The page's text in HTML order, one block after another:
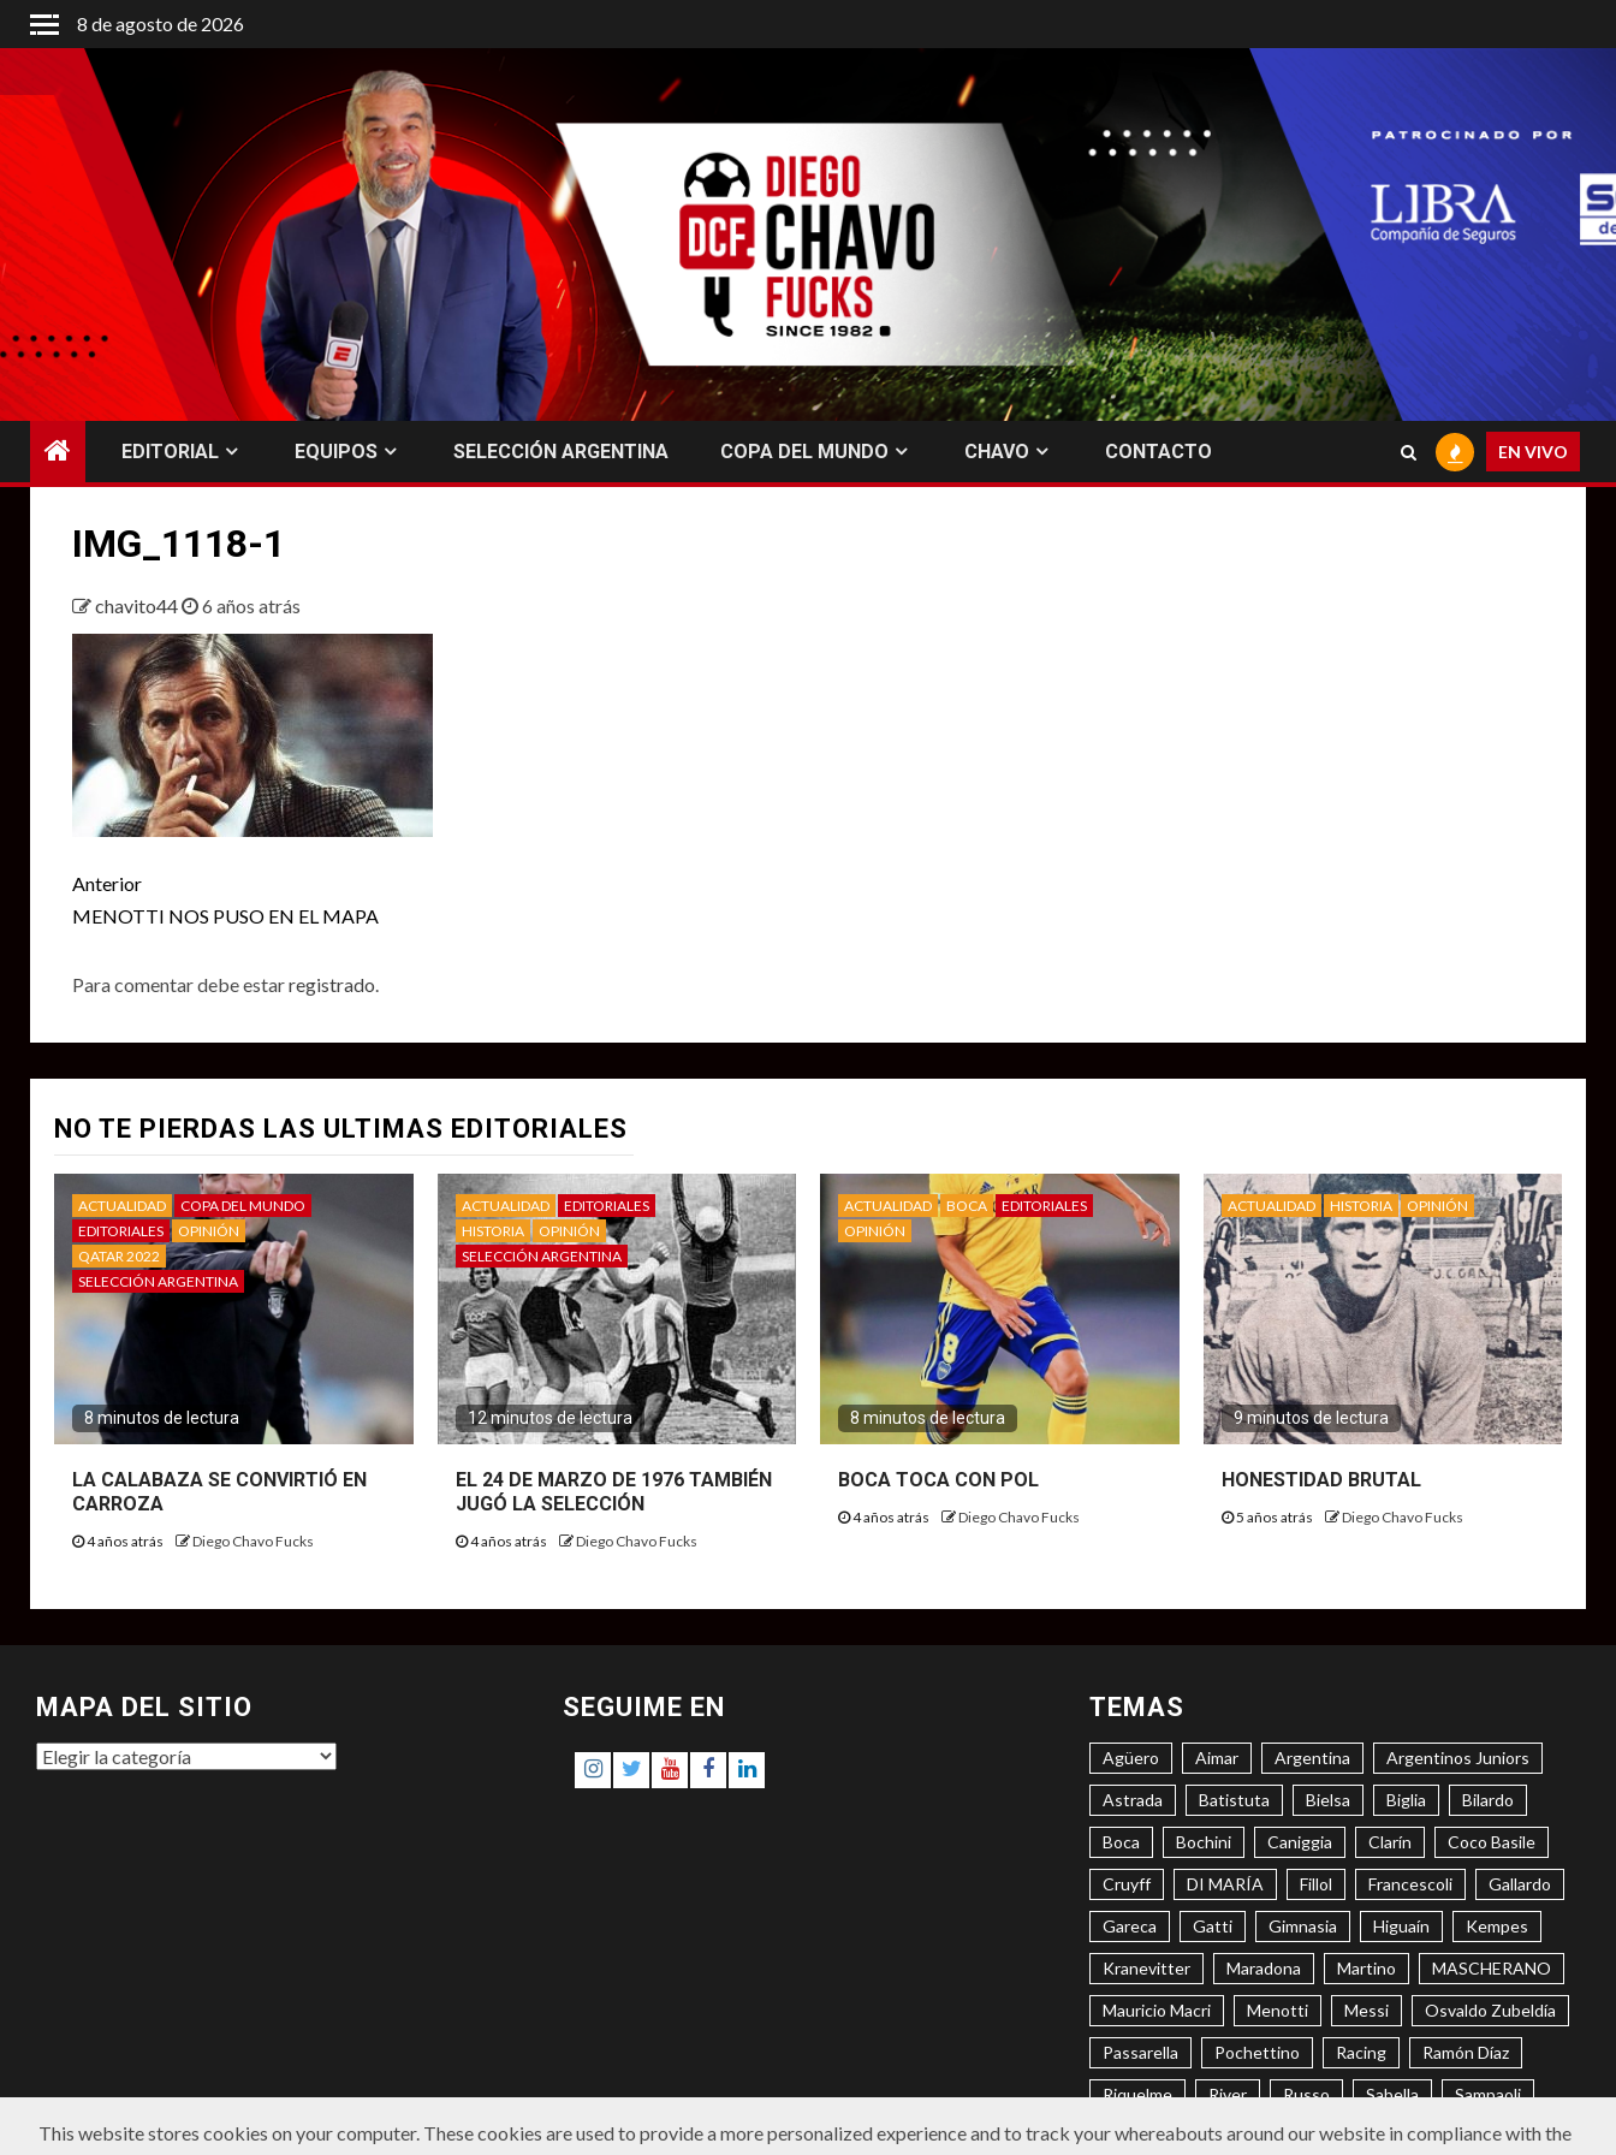
Saltar
al
8 de agosto de 2026
EDITORIAL EQUIPOS SELECCIÓN ARGENTINA COPA DEL MUNDO CHAVO CONTACTO EN VIVO
IMG_1118-1
chavito44 6 años atrás
Seguir
leyendo
Anterior
MENOTTI NOS PUSO EN EL MAPA
Para comentar debe estarregistrado.
NO TE PIERDAS LAS ULTIMAS EDITORIALES
ACTUALIDAD
COPA DEL MUNDO
EDITORIALES
OPINIÓN
QATAR 2022
SELECCIÓN ARGENTINA
8 minutos de lectura
LA CALABAZA SE CONVIRTIÓ EN
CARROZA
4 años atrás Diego Chavo Fucks
ACTUALIDAD
EDITORIALES
HISTORIA
OPINIÓN
SELECCIÓN ARGENTINA
12 minutos de lectura
EL 24 DE MARZO DE 1976 TAMBIÉN
JUGÓ LA SELECCIÓN
4 años atrás Diego Chavo Fucks
ACTUALIDAD BOCA
EDITORIALES
OPINIÓN
8 minutos de lectura
BOCA TOCA CON POL
4 años atrás Diego Chavo Fucks
ACTUALIDAD HISTORIA OPINIÓN
9 minutos de lectura
HONESTIDAD BRUTAL
5 años atrás Diego Chavo Fucks
MAPA DEL SITIO
MAPA
SEGUIME EN
Instagram
Twitter
Youtube
Facebook
LinkedIn
TEMAS
Agüero Aimar Argentina Argentinos Juniors
Astrada Batistuta Bielsa Biglia Bilardo
Boca Bochini Caniggia Clarín Coco Basile
Cruyff DI MARÍA Fillol Francescoli Gallardo
Gareca Gatti Gimnasia Higuaín Kempes
Kranevitter Maradona Martino MASCHERANO
Mauricio Macri Menotti Messi Osvaldo Zubeldía
Passarella Pochettino Racing Ramón Díaz
Riquelme River Russo Sabella Sampaoli
Selección Argentina Trobbiani Veira Vélez
This website stores cookies on your computer. These cookies are used to provide a more personalized experience and to track your whereabouts around our website in compliance with the